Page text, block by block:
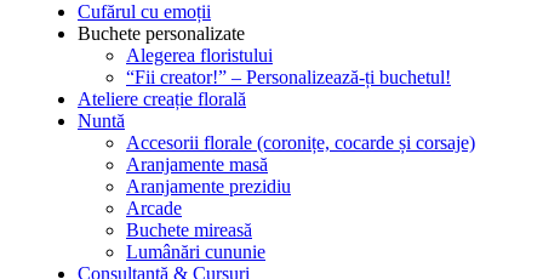
Cufărul cu emoții
Buchete personalizate
Alegerea floristului
“Fii creator!” – Personalizează-ți buchetul!
Ateliere creație florală
Nuntă
Accesorii florale (coronițe, cocarde și corsaje)
Aranjamente masă
Aranjamente prezidiu
Arcade
Buchete mireasă
Lumânări cununie
Consultanță & Cursuri